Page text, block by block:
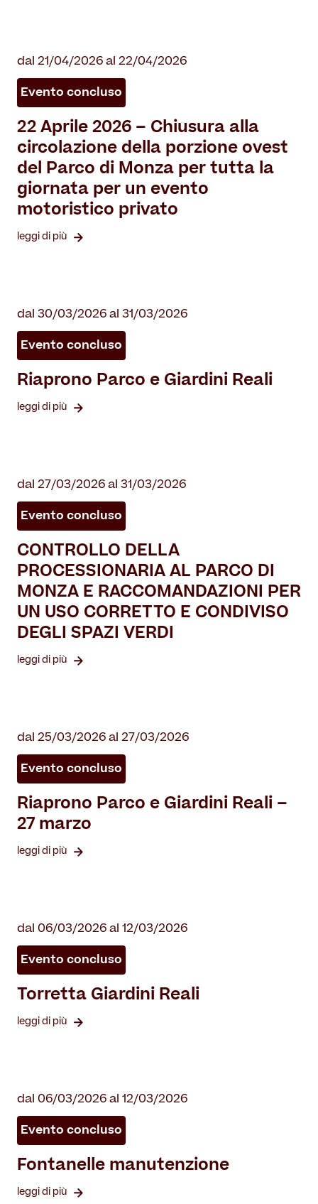
dal 21/04/2026 al 22/04/2026
Evento concluso
22 Aprile 2026 – Chiusura alla
circolazione della porzione ovest
del Parco di Monza per tutta la
giornata per un evento
motoristico privato
leggi di più
dal 30/03/2026 al 31/03/2026
Evento concluso
Riaprono Parco e Giardini Reali
leggi di più
dal 27/03/2026 al 31/03/2026
Evento concluso
CONTROLLO DELLA
PROCESSIONARIA AL PARCO DI
MONZA E RACCOMANDAZIONI PER
UN USO CORRETTO E CONDIVISO
DEGLI SPAZI VERDI
leggi di più
dal 25/03/2026 al 27/03/2026
Evento concluso
Riaprono Parco e Giardini Reali –
27 marzo
leggi di più
dal 06/03/2026 al 12/03/2026
Evento concluso
Torretta Giardini Reali
leggi di più
dal 06/03/2026 al 12/03/2026
Evento concluso
Fontanelle manutenzione
leggi di più